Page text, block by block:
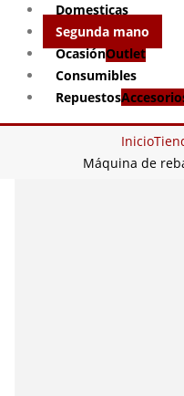
Domesticas
Segunda mano
OcasiónOutlet
Consumibles
Repuestos
Inicio
Máquina de